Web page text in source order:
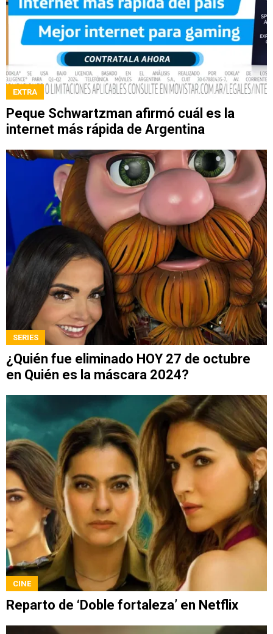
EXTRA
Peque Schwartzman afirmó cuál es la
internet más rápida de Argentina
SERIES
¿Quién fue eliminado HOY 27 de octubre
en Quién es la máscara 2024?
CINE
Reparto de ‘Doble fortaleza’ en Netflix